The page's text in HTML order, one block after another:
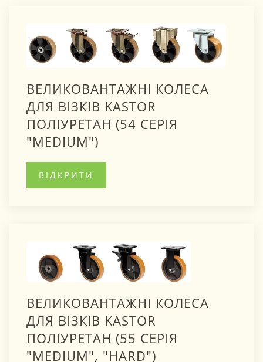
ВЕЛИКОВАНТАЖНІ КОЛЕСА
ДЛЯ ВІЗКІВ KASTOR
ПОЛІУРЕТАН (54 СЕРІЯ
"MEDIUM")
ВІДКРИТИ
ВЕЛИКОВАНТАЖНІ КОЛЕСА
ДЛЯ ВІЗКІВ KASTOR
ПОЛІУРЕТАН (55 СЕРІЯ
"MEDIUM", "HARD")